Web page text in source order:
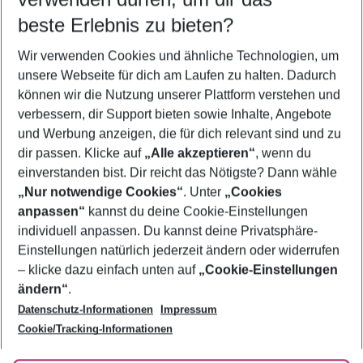
5-8 Nächte
2 Erwachsene Keine Kinder
Mehr Filter anzeigen
Footer
Footer navigation
Über uns
AGB
Bestpreisgarantie
Cookie-Einstellungen ändern
Cookie-Richtlinie
Agenturbetreuung
Barrierefreies Reisen
Folge uns
beste Erlebnis zu bieten?
Wir verwenden Cookies und ähnliche Technologien, um
unsere Webseite für dich am Laufen zu halten. Dadurch
können wir die Nutzung unserer Plattform verstehen und
verbessern, dir Support bieten sowie Inhalte, Angebote
und Werbung anzeigen, die für dich relevant sind und zu
dir passen. Klicke auf „Alle akzeptieren“, wenn du
einverstanden bist. Dir reicht das Nötigste? Dann wähle
„Nur notwendige Cookies“. Unter „Cookies
anpassen“ kannst du deine Cookie-Einstellungen
individuell anpassen. Du kannst deine Privatsphäre-
Einstellungen natürlich jederzeit ändern oder widerrufen
– klicke dazu einfach unten auf „Cookie-Einstellungen
ändern“.
Datenschutz-Informationen
Impressum
Cookie/Tracking-Informationen